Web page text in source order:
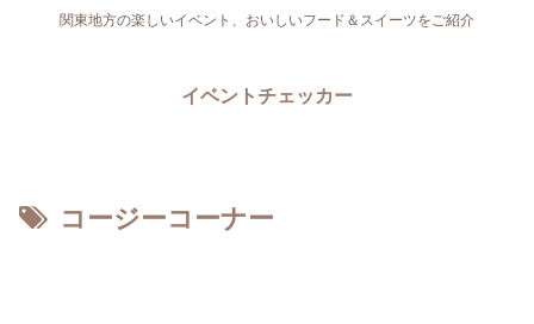
関東地方の楽しいイベント、おいしいフード＆スイーツをご紹介
イベントチェッカー
コージーコーナー